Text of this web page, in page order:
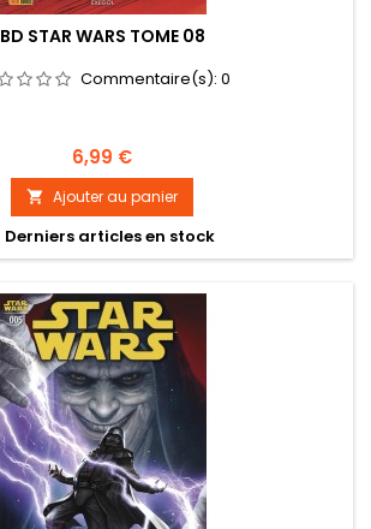
BD STAR WARS TOME 08
Commentaire(s): 0
Prix
6,99 €
 Ajouter au panier
Derniers articles en stock